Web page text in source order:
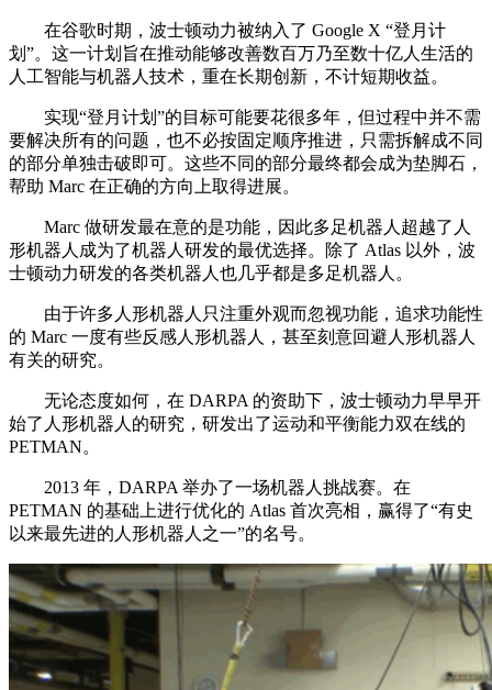
在谷歌时期，波士顿动力被纳入了 Google X “登月计
划”。这一计划旨在推动能够改善数百万乃至数十亿人生活的
人工智能与机器人技术，重在长期创新，不计短期收益。
实现“登月计划”的目标可能要花很多年，但过程中并不需
要解决所有的问题，也不必按固定顺序推进，只需拆解成不同
的部分单独击破即可。这些不同的部分最终都会成为垫脚石，
帮助 Marc 在正确的方向上取得进展。
Marc 做研发最在意的是功能，因此多足机器人超越了人
形机器人成为了机器人研发的最优选择。除了 Atlas 以外，波
士顿动力研发的各类机器人也几乎都是多足机器人。
由于许多人形机器人只注重外观而忽视功能，追求功能性
的 Marc 一度有些反感人形机器人，甚至刻意回避人形机器人
有关的研究。
无论态度如何，在 DARPA 的资助下，波士顿动力早早开
始了人形机器人的研究，研发出了运动和平衡能力双在线的
PETMAN。
2013 年，DARPA 举办了一场机器人挑战赛。在
PETMAN 的基础上进行优化的 Atlas 首次亮相，赢得了“有史
以来最先进的人形机器人之一”的名号。